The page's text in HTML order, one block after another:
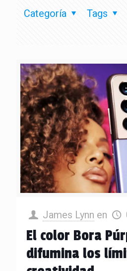
Categoría Tags
James Lynn en
El color Bora
difumina los